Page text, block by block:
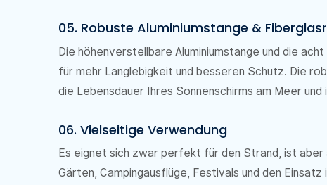
05. Robuste Aluminiumstange &
Die höhenverstellbare Aluminiumstange und die
für mehr Langlebigkeit und besseren Schutz. Die
die Lebensdauer Ihres Sonnenschirms am Meer
06. Vielseitige Verwendung
Es eignet sich zwar perfekt für den Strand, ist aber
Gärten, Campingausflüge, Festivals und den